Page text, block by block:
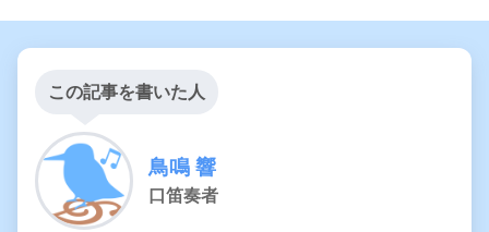
この記事を書いた人
鳥鳴 響
口笛奏者